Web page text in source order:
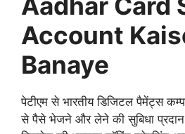
Account
Banaye
पेटीएम से भारतीय डिजिटल पैमेंट्स
से पैसे भेजने और लेने की सुबिधा